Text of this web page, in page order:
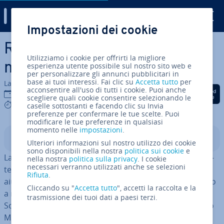
Vai al contenuto prin­ci­pa­le
Recovery Mode Mac: usare la
modalità di ri­pri­sti­no sul Mac
La redazione di IONOS
07 ott 2021
4 mins
Condividi via Facebook
Condividi via Twitter
Condividi via
Indice
La Recovery Mode omodalità di ri­pri­sti­no è una ca­rat­
te­ri­sti­ca im­por­tan­te del vostro di­spo­si­ti­vo Mac. Può
aiutarvi a risolvere i problemi con il vostro disco rigido o
a resettare, ri­pri­sti­na­re o ag­gior­na­re l’intero sistema.
Scoprite come avviare la modalità sul vostro di­spo­si­ti­vo
Mac e quali opzioni vi offrono le utility di macOS.
Impostazioni dei cookie
Utilizziamo i cookie per offrirti la migliore
esperienza utente possibile sul nostro sito web e
per personalizzare gli annunci pubblicitari in
base ai tuoi interessi. Fai clic suAccetta tutto per
acconsentire all'uso di tutti i cookie. Puoi anche
scegliere quali cookie consentire selezionando le
caselle sottostanti e facendo clic su Invia
preferenze per confermare le tue scelte. Puoi
modificare le tue preferenze in qualsiasi
momento nelle impostazioni.
Ulteriori informazioni sul nostro utilizzo dei cookie
sono disponibili nella nostra politica sui cookie e
nella nostra politica sulla privacy. I cookie
necessari verranno utilizzati anche se selezioni
Rifiuta.
Cliccando su "Accetta tutto", accetti la raccolta e la
trasmissione dei tuoi dati a paesi terzi.